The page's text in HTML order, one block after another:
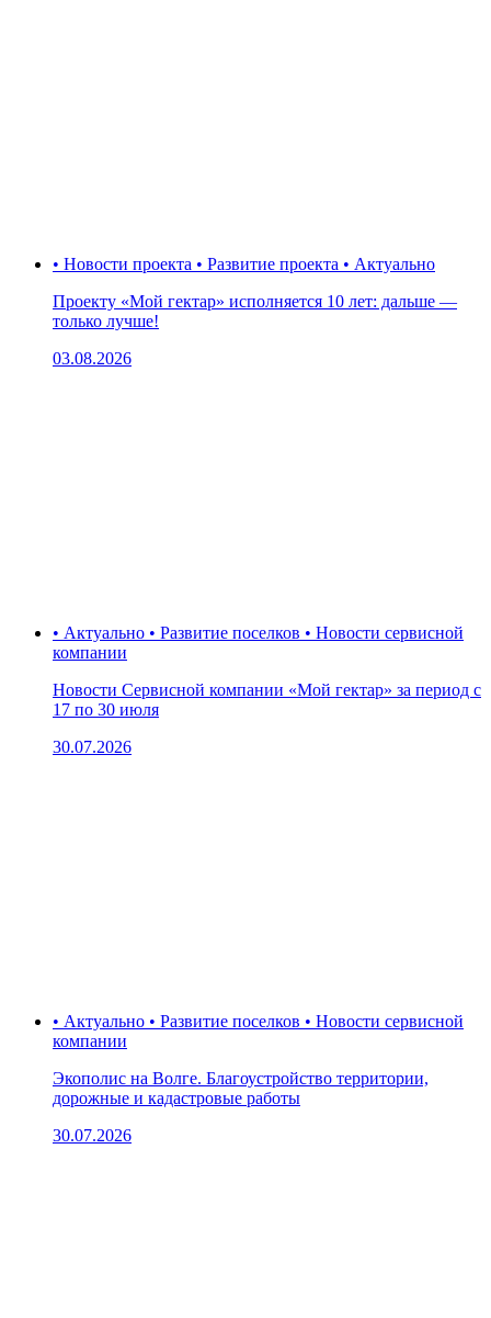
• Новости проекта • Развитие проекта • Актуально
Проекту «Мой гектар» исполняется 10 лет: дальше —
только лучше!
03.08.2026
• Актуально • Развитие поселков • Новости сервисной
компании
Новости Сервисной компании «Мой гектар» за период с
17 по 30 июля
30.07.2026
• Актуально • Развитие поселков • Новости сервисной
компании
Экополис на Волге. Благоустройство территории,
дорожные и кадастровые работы
30.07.2026